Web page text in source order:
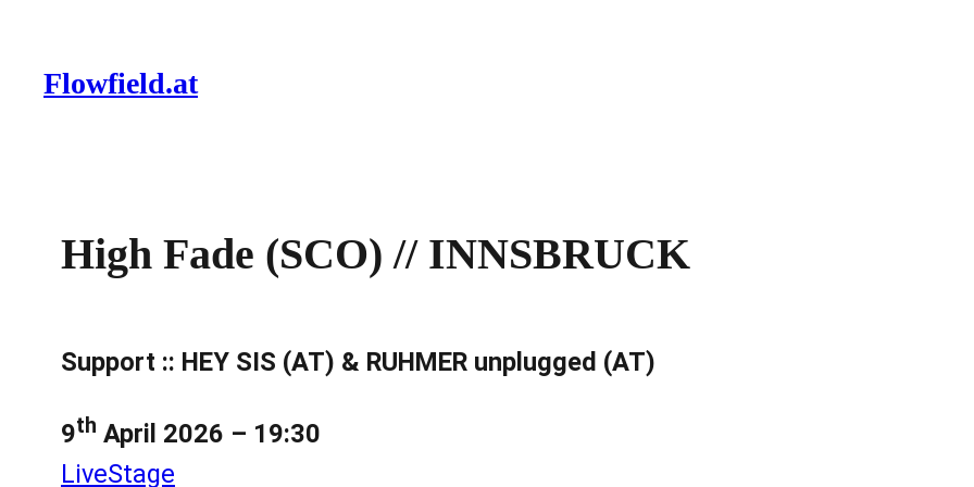
springen
Flowfield.at
High Fade (SCO) // INNSBRUCK
Support :: HEY SIS (AT) & RUHMER unplugged (AT)
9th April 2026 – 19:30
LiveStage